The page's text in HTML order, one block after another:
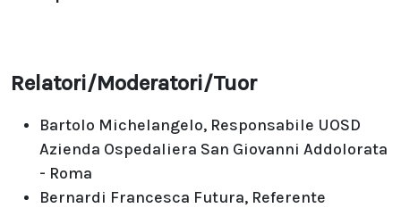
Relatori/Moderatori/Tuor
Bartolo Michelangelo, Responsabile UOSD
Azienda Ospedaliera San Giovanni Addolorata
- Roma
Bernardi Francesca Futura, Referente